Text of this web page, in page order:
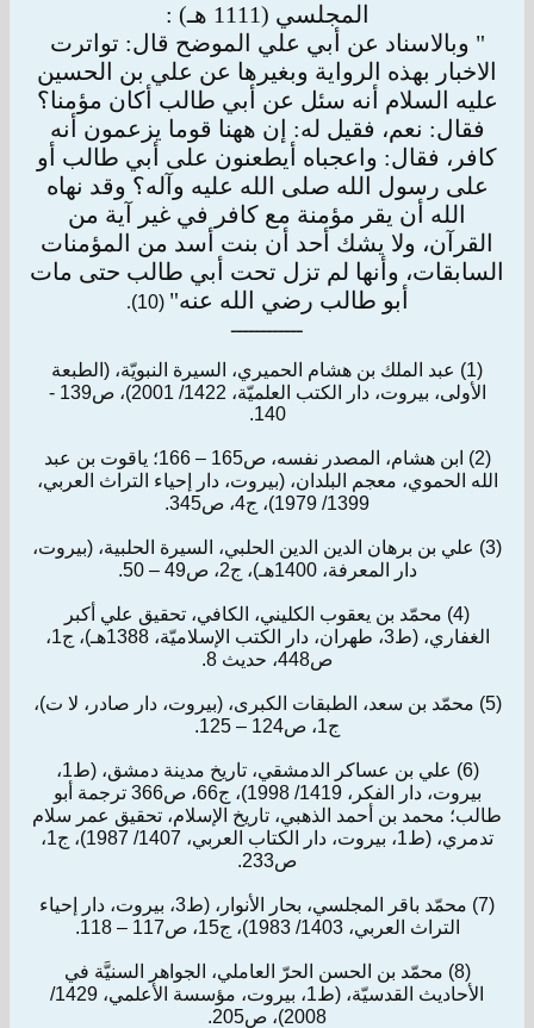
المجلسي (1111 هـ) :
" وبالاسناد عن أبي علي الموضح قال: تواترت
الاخبار بهذه الرواية وبغيرها عن علي بن الحسين
عليه السلام أنه سئل عن أبي طالب أكان مؤمنا؟
فقال: نعم، فقيل له: إن ههنا قوما يزعمون أنه
كافر، فقال: واعجباه أيطعنون على أبي طالب أو
على رسول الله صلى الله عليه وآله؟ وقد نهاه
الله أن يقر مؤمنة مع كافر في غير آية من
القرآن، ولا يشك أحد أن بنت أسد من المؤمنات
السابقات، وأنها لم تزل تحت أبي طالب حتى مات
أبو طالب رضي الله عنه" (10)
.
ــــــــــــ
(1) عبد الملك بن هشام الحميري، السيرة النبويّة، (الطبعة
الأولى، بيروت، دار الكتب العلميّة، 1422/ 2001)، ص139 -
140.
(2) ابن هشام، المصدر نفسه، ص165 – 166؛ ياقوت بن عبد
الله الحموي، معجم البلدان، (بيروت، دار إحياء التراث العربي،
1399/ 1979)، ج4، ص345.
(3) علي بن برهان الدين الدين الحلبي، السيرة الحلبية، (بيروت،
دار المعرفة، 1400هـ)، ج2، ص49 – 50.
(4) محمّد بن يعقوب الكليني، الكافي، تحقيق علي أكبر
الغفاري، (ط3، طهران، دار الكتب الإسلاميّة، 1388هـ)، ج1،
ص448، حديث 8.
(5) محمّد بن سعد، الطبقات الكبرى، (بيروت، دار صادر، لا ت)،
ج1، ص124 – 125.
(6) علي بن عساكر الدمشقي، تاريخ مدينة دمشق، (ط1،
بيروت، دار الفكر، 1419/ 1998)، ج66، ص366 ترجمة أبو
طالب؛ محمد بن أحمد الذهبي، تاريخ الإسلام، تحقيق عمر سلام
تدمري، (ط1، بيروت، دار الكتاب العربي، 1407/ 1987)، ج1،
ص233.
(7) محمّد باقر المجلسي، بحار الأنوار، (ط3، بيروت، دار إحياء
التراث العربي، 1403/ 1983)، ج15، ص117 – 118.
(8) محمّد بن الحسن الحرّ العاملي، الجواهر السنيَّة في
الأحاديث القدسيّة، (ط1، بيروت، مؤسسة الأعلمي، 1429/
2008)، ص205.